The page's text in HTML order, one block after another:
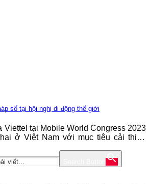
số tại hội nghị di động thế giới
Viettel tại Mobile World Congress 2023
ở Việt Nam với mục tiêu cải thiện
2023 (MWC), hội nghị công nghệ di
được tổ chức tại Barcelona